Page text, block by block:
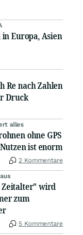
Europa, Asien
Re nach Zahlen
Druck
alles
ohne GPS
ist enorm
2 Kommentare
Zeitalter" wird
zum
5 Kommentare